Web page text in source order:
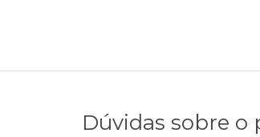
Dúvidas sobre o